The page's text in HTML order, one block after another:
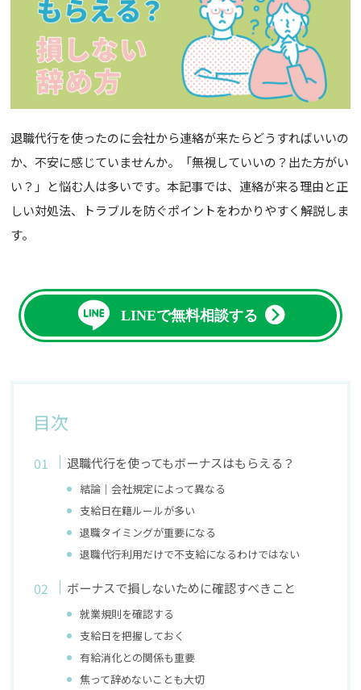
退職代行を使ったのに会社から連絡が来たらどうすればいいの
か、不安に感じていませんか。「無視していいの？出た方がい
い？」と悩む人は多いです。本記事では、連絡が来る理由と正
しい対処法、トラブルを防ぐポイントをわかりやすく解説しま
す。
LINEで無料相談する
目次
退職代行を使ってもボーナスはもらえる？
結論｜会社規定によって異なる
支給日在籍ルールが多い
退職タイミングが重要になる
退職代行利用だけで不支給になるわけではない
ボーナスで損しないために確認すべきこと
就業規則を確認する
支給日を把握しておく
有給消化との関係も重要
焦って辞めないことも大切